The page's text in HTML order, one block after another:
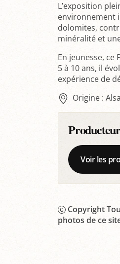
L’exposition
environnement
dolomites,
minéralité et
En jeunesse,
5 à 10 ans, il
expérience de
Origine :
Voir les
Copyright
photos de ce